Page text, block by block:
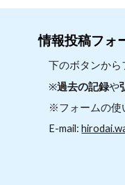
情報投稿フォ
下のボタンから
※過去の記録や
※フォームの使
E-mail: